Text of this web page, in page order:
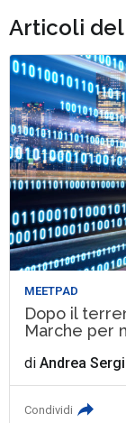
Articoli
MEETPAD
Dopo il
Marche per
diAndrea
Condividi